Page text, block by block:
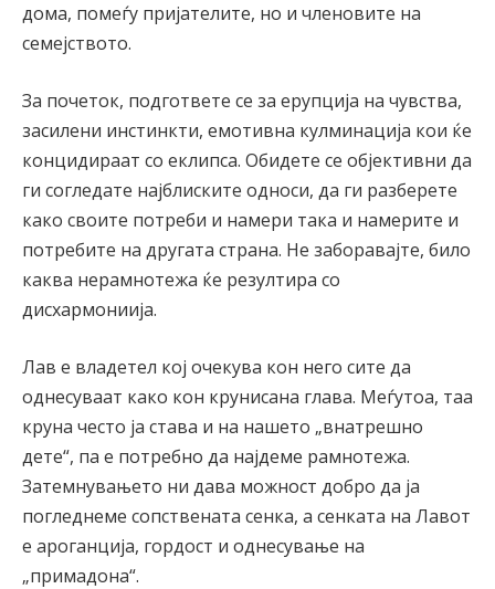
дома, помеѓу пријателите, но и членовите на
семејството.
За почеток, подгответе се за ерупција на чувства,
засилени инстинкти, емотивна кулминација кои ќе
концидираат со еклипса. Обидете се објективни да
ги согледате најблиските односи, да ги разберете
како своите потреби и намери така и намерите и
потребите на другата страна. Не заборавајте, било
каква нерамнотежа ќе резултира со
дисхармониија.
Лав е владетел кој очекува кон него сите да
однесуваат како кон крунисана глава. Меѓутоа, таа
круна често ја става и на нашето „внатрешно
дете“, па е потребно да најдеме рамнотежа.
Затемнувањето ни дава можност добро да ја
погледнеме сопствената сенка, а сенката на Лавот
е ароганција, гордост и однесување на
„примадона“.